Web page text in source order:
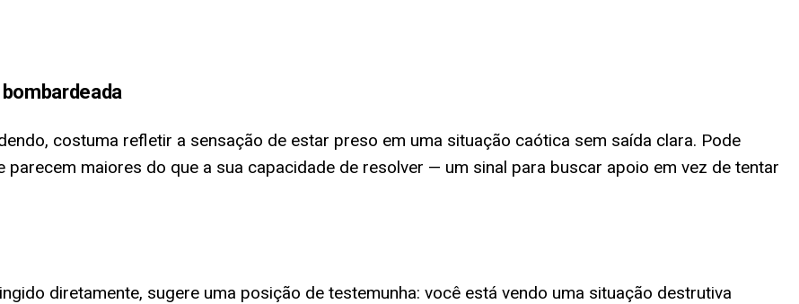
costuma refletir a sensação de estar preso em uma situação caótica sem saída clara. Pode
maiores do que a sua capacidade de resolver — um sinal para buscar apoio em vez de tentar
diretamente, sugere uma posição de testemunha: você está vendo uma situação destrutiva